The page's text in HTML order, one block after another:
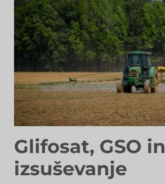
Glifosat, GSO in
izsuševanje